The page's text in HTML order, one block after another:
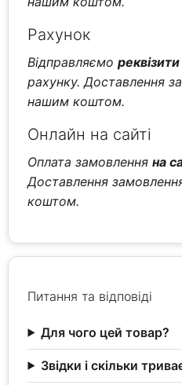
Рахунок
Відправляємо
рахунку. Доставлення
нашим коштом.
Онлайн на сайті
Оплата замовленняна
Доставлення
коштом.
Питання та відповіді
Для чого цей товар?
Звідки і скільки